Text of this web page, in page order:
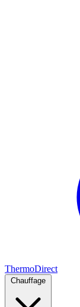
ThermoDirect